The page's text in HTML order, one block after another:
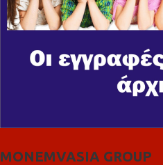
MONEMVASIA GROUP